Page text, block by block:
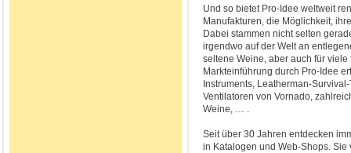
Und so bietet Pro-Idee weltweit
Manufakturen, die Möglichkeit,
Dabei stammen nicht selten
irgendwo auf der Welt an
seltene Weine, aber auch für
Markteinführung durch Pro-Idee
Instruments, Leatherman-
Ventilatoren von Vornado,
Weine, … .
Seit über 30 Jahren entdecken
in Katalogen und Web-Shops.